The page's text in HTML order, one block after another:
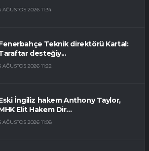
AĞUSTOS 2026 11:34
Teknik direktörü Kartal:
desteğiy...
AĞUSTOS 2026 11:22
İngiliz hakem Anthony Taylor,
Elit Hakem Dir...
AĞUSTOS 2026 11:08